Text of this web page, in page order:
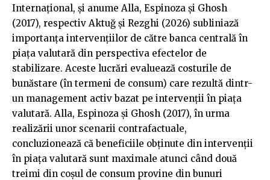
Internațional, și anume Alla, Espinoza și Ghosh
(2017), respectiv Aktuğ și Rezghi (2026) subliniază
importanța intervențiilor de către banca centrală în
piața valutară din perspectiva efectelor de
stabilizare. Aceste lucrări evaluează costurile de
bunăstare (în termeni de consum) care rezultă dintr-
un management activ bazat pe intervenții în piața
valutară. Alla, Espinoza și Ghosh (2017), în urma
realizării unor scenarii contrafactuale,
concluzionează că beneficiile obținute din intervenții
în piața valutară sunt maximale atunci când două
treimi din coșul de consum provine din bunuri